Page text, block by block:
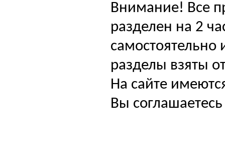
Внимание! Все
разделен на 2
самостоятельно
разделы взяты
На сайте
Вы